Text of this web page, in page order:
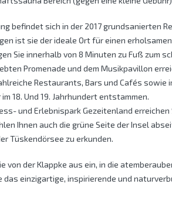
befindet sich in der 2017 grundsanierten
ist sie der ideale Ort für einen
Sie innerhalb von 8 Minuten zu Fuß zum
Promenade und dem Musikpavillon
Restaurants, Bars und Cafés sowie
18. Und 19. Jahrhundert entstammen.
und Erlebnispark Gezeitenland
Ihnen auch die grüne Seite der Insel
Tüskendörsee zu erkunden.
von der Klappke aus ein, in die
das einzigartige, inspirierende und